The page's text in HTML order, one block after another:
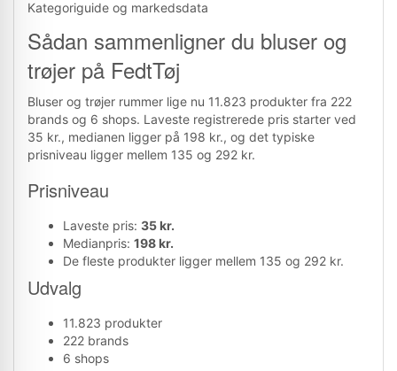
Kategoriguide og markedsdata
Sådan sammenligner du bluser og
trøjer på FedtTøj
Bluser og trøjer rummer lige nu 11.823 produkter fra 222
brands og 6 shops. Laveste registrerede pris starter ved
35 kr., medianen ligger på 198 kr., og det typiske
prisniveau ligger mellem 135 og 292 kr.
Prisniveau
Laveste pris: 35 kr.
Medianpris: 198 kr.
De fleste produkter ligger mellem 135 og 292 kr.
Udvalg
11.823 produkter
222 brands
6 shops